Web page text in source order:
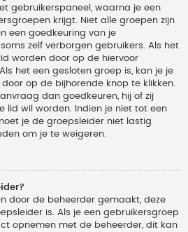
gebruikerspaneel, waarna je een
krijgt. Niet alle groepen zijn
een goedkeuring van je
zelf verborgen gebruikers. Als het
worden door op de hiervoor
het een gesloten groep is, kan je je
op de bijhorende knop te klikken.
dan goedkeuren, hij of zij
lid wil worden. Indien je niet tot een
je de groepsleider niet lastig
om je te weigeren.
door de beheerder gemaakt, deze
is. Als je een gebruikersgroep
opnemen met de beheerder, dit kan